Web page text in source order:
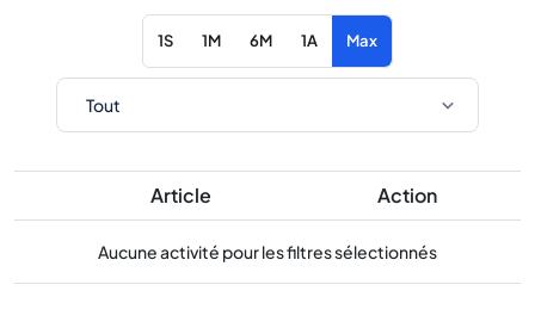
1S 1M 6M 1A Max
Article Action
Aucune activité pour les filtres sélectionnés